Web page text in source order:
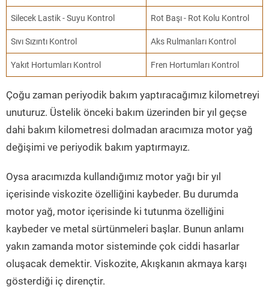
Silecek Lastik - Suyu Kontrol Rot Başı - Rot Kolu Kontrol
Sıvı Sızıntı Kontrol Aks Rulmanları Kontrol
Yakıt Hortumları Kontrol Fren Hortumları Kontrol
Çoğu zaman periyodik bakım yaptıracağımız kilometreyi
unuturuz. Üstelik önceki bakım üzerinden bir yıl geçse
dahi bakım kilometresi dolmadan aracımıza motor yağ
değişimi ve periyodik bakım yaptırmayız.
Oysa aracımızda kullandığımız motor yağı bir yıl
içerisinde viskozite özelliğini kaybeder. Bu durumda
motor yağ, motor içerisinde ki tutunma özelliğini
kaybeder ve metal sürtünmeleri başlar. Bunun anlamı
yakın zamanda motor sisteminde çok ciddi hasarlar
oluşacak demektir. Viskozite, Akışkanın akmaya karşı
gösterdiği iç dirençtir.